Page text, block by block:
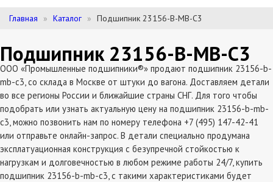
Главная Каталог Подшипник 23156-B-MB-C3
Подшипник 23156-B-MB-C3
ООО «Промышленные подшипники®» продают подшипник 23156-b-
mb-c3, со склада в Москве от штуки до вагона. Доставляем детали
во все регионы России и ближайшие страны СНГ. Для того чтобы
подобрать или узнать актуальную цену на подшипник 23156-b-mb-
c3, можно позвонить нам по номеру телефона +7 (495) 147-42-41
или отправьте онлайн-запрос. В детали специально продумана
эксплатуационная конструкция с безупречной стойкостью к
нагрузкам и долговечностью в любом режиме работы 24/7, купить
подшипник 23156-b-mb-c3, с такими характеристиками будет